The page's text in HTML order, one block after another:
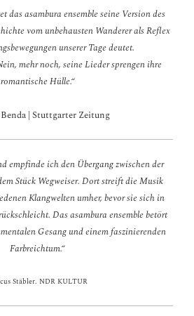
dasasamburaensemble seine Version des
vom unbehausten Wanderer als Reflex
unserer Tage deutet.
mehr noch, seine Lieder sprengen ihre
romantische Hülle.“
| Stuttgarter Zeitung
empfinde ich den Übergang zwischen der
Stück Wegweiser. Dort streift die Musik
Klangwelten umher, bevor sie sich in
Das asambura ensemble betört
Gesang und einem faszinierenden
Farbreichtum.“
Stäbler. NDR KULTUR